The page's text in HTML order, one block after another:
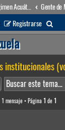
Gente de
Registrarse
u
c
a
r
institucionales
1 mensaje • Página 1 de 1